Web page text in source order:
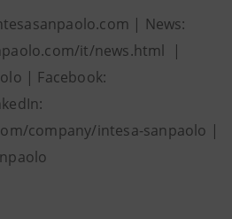
| News:
it/news.html |
| Facebook:
company/intesa-sanpaolo |